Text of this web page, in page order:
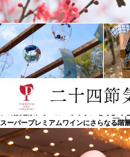
今日
高品質の製品で知られ、パスカル・トソ
備、生産の最適化のために多額の投資を
アの醸造家、ポール・ホッブスを呼び寄
スーパープレミアムワインにさらなる階
思っています。
二